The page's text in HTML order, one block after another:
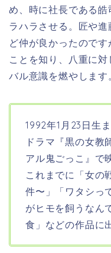
め、時に社長である
ラハラさせる。匠や
ど仲が良かったので
ことを知り、八重に
バル意識を燃やします
1992年1月23日生
ドラマ『黒の女教
アル鬼ごっこ』で
これまでに「女の
件〜」「ワタシっ
がヒモを飼うなん
食」などの作品に